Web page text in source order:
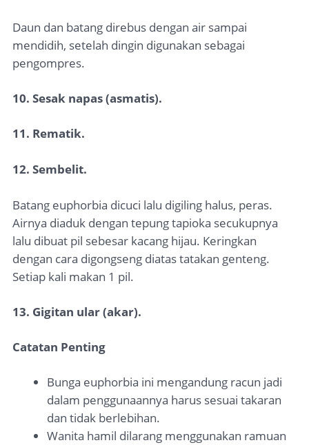
Daun dan batang direbus dengan air sampai
mendidih, setelah dingin digunakan sebagai
pengompres.
10. Sesak napas (asmatis).
11. Rematik.
12. Sembelit.
Batang euphorbia dicuci lalu digiling halus, peras.
Airnya diaduk dengan tepung tapioka secukupnya
lalu dibuat pil sebesar kacang hijau. Keringkan
dengan cara digongseng diatas tatakan genteng.
Setiap kali makan 1 pil.
13. Gigitan ular (akar).
Catatan Penting
Bunga euphorbia ini mengandung racun jadi
dalam penggunaannya harus sesuai takaran
dan tidak berlebihan.
Wanita hamil dilarang menggunakan ramuan